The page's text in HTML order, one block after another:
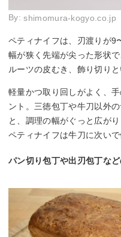
By: shimomura-kogyo.co.jp
ペティナイフは、刃渡りが9
幅が狭く先端が尖った形状
ルーツの皮むき、飾り切り
軽量かつ取り回しがよく、
ント。三徳包丁や牛刀以外
と、調理の幅がぐっと広が
ペティナイフは牛刀に次い
パン切り包丁や出刃包丁な